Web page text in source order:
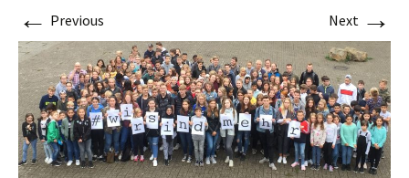
← Previous Next →